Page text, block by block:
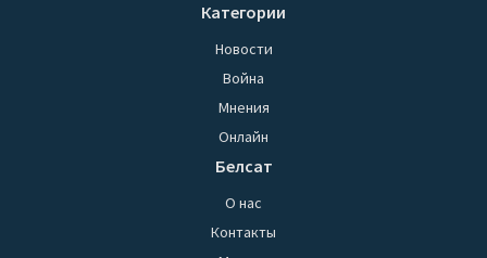
Категории
Новости
Война
Мнения
Онлайн
Белсат
О нас
Контакты